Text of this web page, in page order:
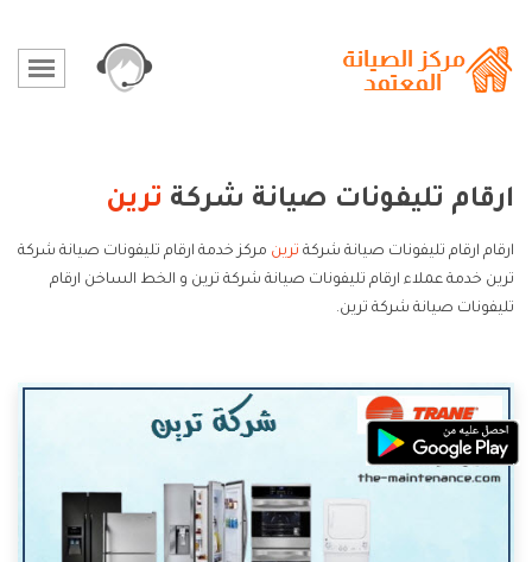
ارقام تليفونات صيانة شركة ترين
ارقام ارقام تليفونات صيانة شركة ترين مركز خدمة ارقام تليفونات صيانة شركة
ترين خدمة عملاء ارقام تليفونات صيانة شركة ترين و الخط الساخن ارقام
تليفونات صيانة شركة ترين.